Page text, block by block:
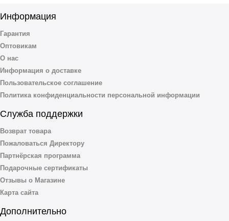
Информация
Гарантия
Оптовикам
О нас
Информация о доставке
Пользовательское соглашение
Политика конфиденциальности персональной информации
Служба поддержки
Возврат товара
Пожаловаться Директору
Партнёрская программа
Подарочные сертификаты
Отзывы о Магазине
Карта сайта
Дополнительно